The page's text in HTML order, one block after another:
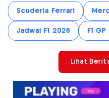
Scuderia Ferrari
Jadwal F1 2026 F1
Lihat